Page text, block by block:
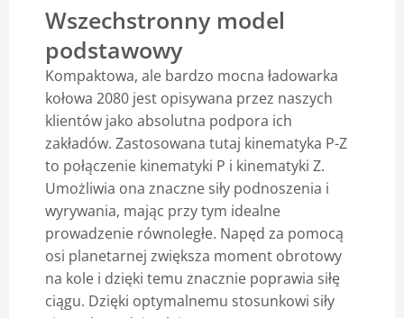
Wszechstronny model
podstawowy
Kompaktowa, ale bardzo mocna ładowarka
kołowa 2080 jest opisywana przez naszych
klientów jako absolutna podpora ich
zakładów. Zastosowana tutaj kinematyka P-Z
to połączenie kinematyki P i kinematyki Z.
Umożliwia ona znaczne siły podnoszenia i
wyrywania, mając przy tym idealne
prowadzenie równoległe. Napęd za pomocą
osi planetarnej zwiększa moment obrotowy
na kole i dzięki temu znacznie poprawia siłę
ciągu. Dzięki optymalnemu stosunkowi siły
Blog